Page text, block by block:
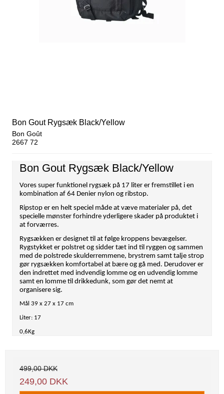
Bon Gout Rygsæk Black/Yellow
Bon Goût
2667 72
Bon Gout Rygsæk Black/Yellow
Vores super funktionel rygsæk på 17 liter er fremstillet i en
kombination af 64 Denier nylon og ribstop.
Ripstop er en helt speciel måde at væve materialer på, det
specielle mønster forhindre yderligere skader på produktet i
at forværres.
Rygsækken er designet til at følge kroppens bevægelser.
Rygstykket er polstret og sidder tæt ind til ryggen og sammen
med de polstrede skulderremmene, brystrem samt talje strop
gør rygsækken komfortabel at bære og gå med. Derudover er
den indrettet med indvendig lomme og en udvendig lomme
samt en lomme til drikkedunk, som gør det nemt at
organisere sig.
Mål 39 x 27 x 17 cm
Liter: 17
0,6Kg
499,00 DKK
249,00 DKK